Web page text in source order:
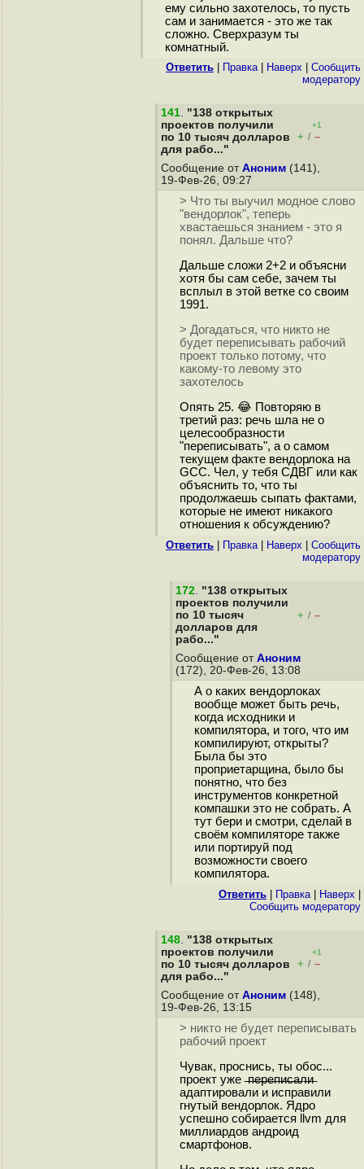
ему сильно захотелось, то пусть
сам и занимается - это же так
сложно. Cверхразум ты
комнатный.
Ответить Правка| Наверх
Cообщить
модератору
141. "138 открытых
проектов получили
по 10 тысяч долларов
для рабо..."
+1
+ / –
Сообщение от Аноним (141),
19-Фев-26, 09:27
> Что ты выучил модное слово
"вендорлок", теперь
хвастаешься знанием - это я
понял. Дальше что?
Дальше сложи 2+2 и объясни
хотя бы сам себе, зачем ты
всплыл в этой ветке со своим
1991.
> Догадаться, что никто не
будет переписывать рабочий
проект только потому, что
какому-то левому это
захотелось
Опять 25. 😂 Повторяю в
третий раз: речь шла не о
целесообразности
"переписывать", а о самом
текущем факте вендорлока на
GCC. Чел, у тебя СДВГ или как
объяснить то, что ты
продолжаешь сыпать фактами,
которые не имеют никакого
отношения к обсуждению?
Ответить Правка| Наверх
Cообщить
модератору
172. "138 открытых
проектов получили
по 10 тысяч
долларов для
рабо..."
+ / –
Сообщение от Аноним
(172), 20-Фев-26, 13:08
А о каких вендорлоках
вообще может быть речь,
когда исходники и
компилятора, и того, что им
компилируют, открыты?
Была бы это
проприетарщина, было бы
понятно, что без
инструментов конкретной
компашки это не собрать. А
тут бери и смотри, сделай в
своём компиляторе также
или портируй под
возможности своего
компилятора.
Ответить Правка| Наверх
Cообщить модератору
148. "138 открытых
проектов получили
по 10 тысяч долларов
для рабо..."
+1
+ / –
Сообщение от Аноним (148),
19-Фев-26, 13:15
> никто не будет переписывать
рабочий проект
Чувак, проснись, ты обос...
проект уже ̶п̶е̶р̶е̶п̶и̶с̶а̶л̶и̶
адаптировали и исправили
гнутый вендорлок. Ядро
успешно собирается llvm для
миллиардов андроид
смартфонов.